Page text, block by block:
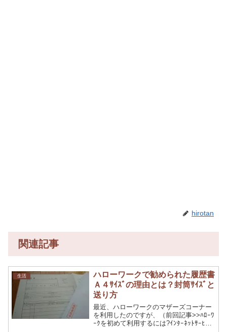
hirotan
関連記事
生活
ハローワークで勧められた履歴書
Ａ４ｻｲｽﾞの理由とは？封筒ｻｲｽﾞと
送り方
最近、ハローワークのマザーズコーナー
を利用したのですが、（前回記事>>ﾊﾛｰﾜ
ｰｸを初めて利用するには?ｲﾝﾀｰﾈｯﾄｻｰﾋﾞｽ